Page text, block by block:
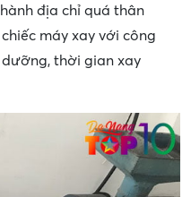
địa chỉ quá thân
máy xay với công
thời gian xay